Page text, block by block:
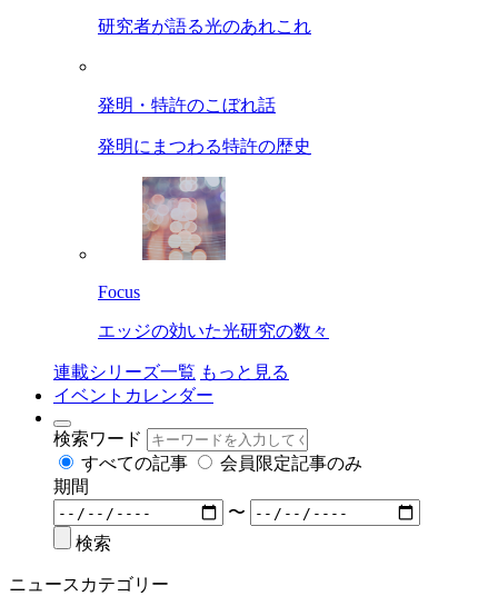
研究者が語る光のあれこれ
発明・特許のこぼれ話
発明にまつわる特許の歴史
Focus
エッジの効いた光研究の数々
連載シリーズ一覧 もっと見る
イベントカレンダー
検索ワード
すべての記事
会員限定記事のみ
期間
〜
検索
ニュースカテゴリー